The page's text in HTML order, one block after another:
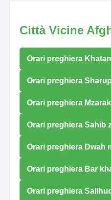
Città Vicine
Orari preghiera
Orari preghiera
Orari preghiera
Orari preghiera Sahib
Orari preghiera Dwah
Orari preghiera Bar
Orari preghiera